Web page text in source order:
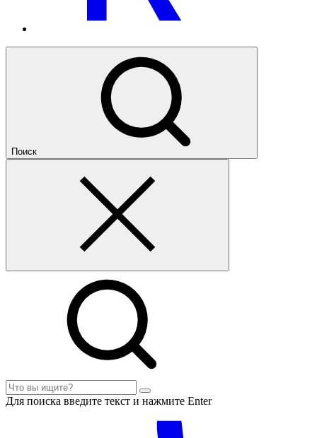
Поиск
Для поиска введите текст и нажмите Enter